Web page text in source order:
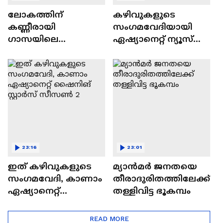
ലോകത്തിന്
കണ്ണീരായി
ഗാസയിലെ
കുഞ്ഞുങ്ങൾ
കഴിവുകളുടെ
സംഗമവേദിയായി
ഏഷ്യാനെറ്റ് ന്യൂസ്
സീസൺ 2
ഇത് കഴിവുകളുടെ
സംഗമവേദി, കാണാം
ഏഷ്യാനെറ്റ്
23:16
മ്യാൻമർ ജനതയെ
തീരാദുരിതത്തിലേക്ക്
തള്ളിവിട്ട ഭൂകമ്പം
23:01
READ MORE